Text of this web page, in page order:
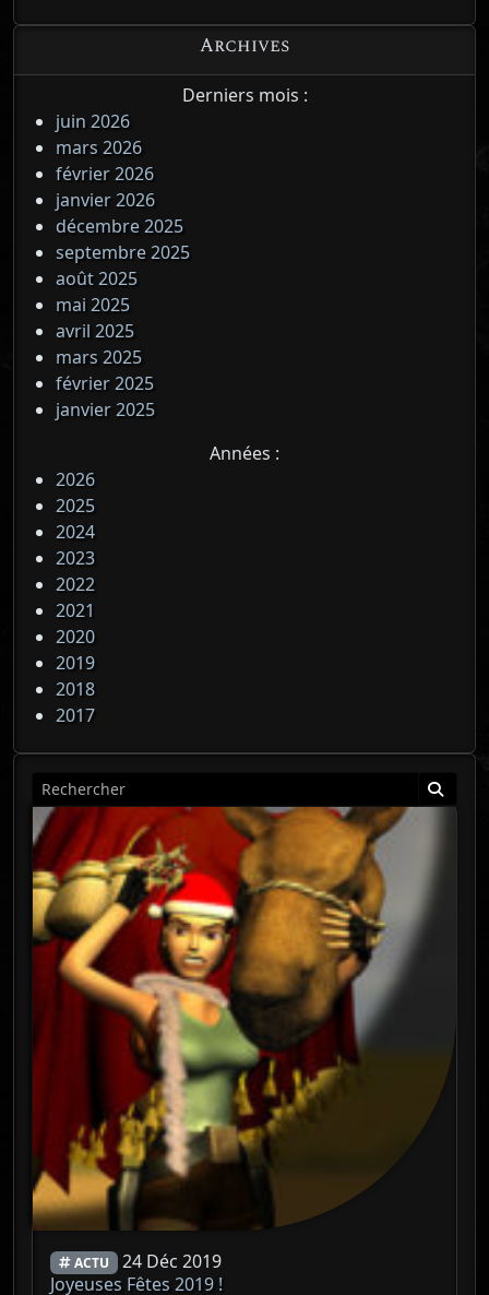
Archives
Derniers mois :
juin 2026
mars 2026
février 2026
janvier 2026
décembre 2025
septembre 2025
août 2025
mai 2025
avril 2025
mars 2025
février 2025
janvier 2025
Années :
2026
2025
2024
2023
2022
2021
2020
2019
2018
2017
ACTU 24 Déc 2019
Joyeuses Fêtes 2019 !